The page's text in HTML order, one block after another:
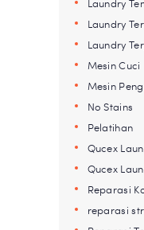
Laundry
Laundry
Mesin Cuci
Mesin
No Stains
Pelatihan
Qucex
Qucex
Reparasi
reparasi